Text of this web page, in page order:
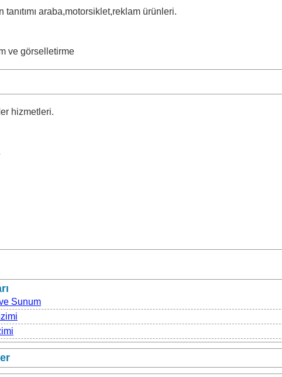
tanıtımı araba,motorsiklet,reklam ürünleri.
ve görselletirme
hizmetleri.
Sunum